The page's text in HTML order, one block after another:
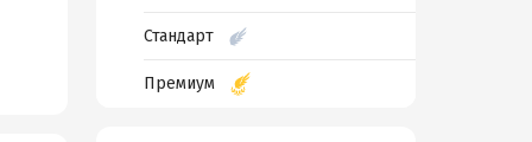
Стандарт
Премиум